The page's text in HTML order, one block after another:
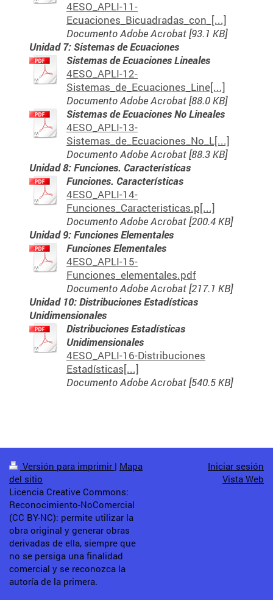
4ESO_APLI-11-
Ecuaciones_Bicuadradas_con_[...]
Documento Adobe Acrobat [93.1 KB]
Unidad 7: Sistemas de Ecuaciones
Sistemas de Ecuaciones Lineales
4ESO_APLI-12-
Sistemas_de_Ecuaciones_Line[...]
Documento Adobe Acrobat [88.0 KB]
Sistemas de Ecuaciones No Lineales
4ESO_APLI-13-
Sistemas_de_Ecuaciones_No_L[...]
Documento Adobe Acrobat [88.3 KB]
Unidad 8: Funciones. Características
Funciones. Características
4ESO_APLI-14-
Funciones_Caracteristicas.p[...]
Documento Adobe Acrobat [200.4 KB]
Unidad 9: Funciones Elementales
Funciones Elementales
4ESO_APLI-15-
Funciones_elementales.pdf
Documento Adobe Acrobat [217.1 KB]
Unidad 10: Distribuciones Estadísticas
Unidimensionales
Distribuciones Estadísticas
Unidimensionales
4ESO_APLI-16-Distribuciones
Estadísticas[...]
Documento Adobe Acrobat [540.5 KB]
Versión para imprimir | Mapa
del sitio
Licencia Creative Commons:
Reconocimiento-NoComercial
(CC BY-NC): permite utilizar la
obra original y generar obras
derivadas de ella, siempre que
no se persiga una finalidad
comercial y se reconozca la
autoría de la primera.
Iniciar sesión
Vista Web